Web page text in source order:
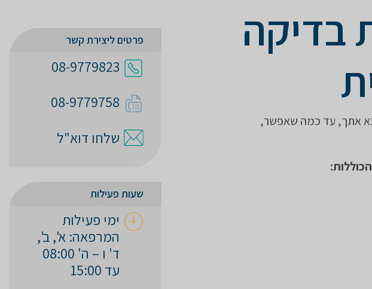
בדיקה
אתך, עד כמה שאפשר,
פרטים ליצירת קשר
08-9779823
08-9779758
שלחו דוא"ל
שעות פעילות
ימי פעילות
המרפאה: א', ב',
ד' ו – ה' 08:00
עד 15:00